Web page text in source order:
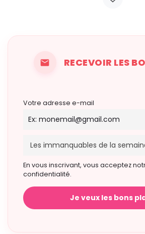
RECEVOIR LES
Votre adresse e-mail
En vous inscrivant, vous acceptez
confidentialité.